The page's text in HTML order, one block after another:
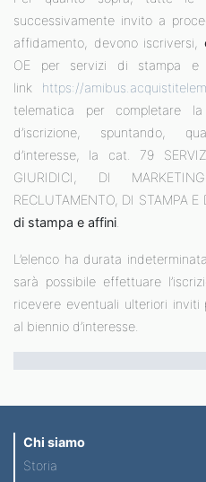
successivamente invito a
affidamento, devono iscriversi,
OE per servizi di stampa e
link https://
telematica per completare
d’iscrizione, spuntando,
d’interesse, la cat. 79
GIURIDICI, DI
RECLUTAMENTO, DI STAMPA
di stampa e affini
L’elenco ha durata
sarà possibile effettuare
ricevere eventuali ulteriori
al biennio d’interesse.
Chi siamo
Storia